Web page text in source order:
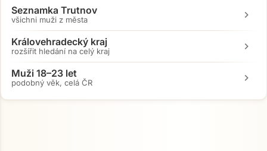
Seznamka Trutnov
všichni muži z města chevron_right
Královehradecký kraj
rozšířit hledání na celý kraj chevron_right
Muži 18–23 let
podobný věk, celá ČR chevron_right